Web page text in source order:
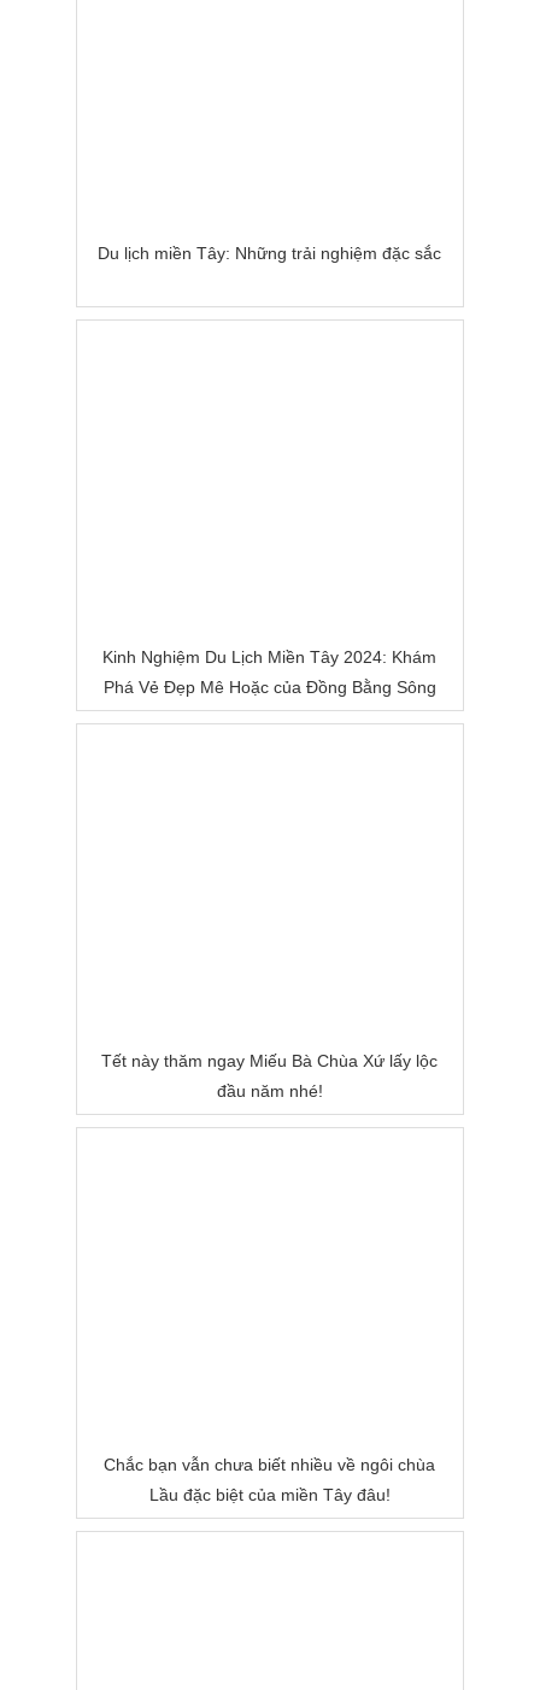
Du lịch miền Tây: Những trải nghiệm đặc sắc
Kinh Nghiệm Du Lịch Miền Tây 2024: Khám
Phá Vẻ Đẹp Mê Hoặc của Đồng Bằng Sông
Nước
Tết này thăm ngay Miếu Bà Chùa Xứ lấy lộc
đầu năm nhé!
Chắc bạn vẫn chưa biết nhiều về ngôi chùa
Lầu đặc biệt của miền Tây đâu!